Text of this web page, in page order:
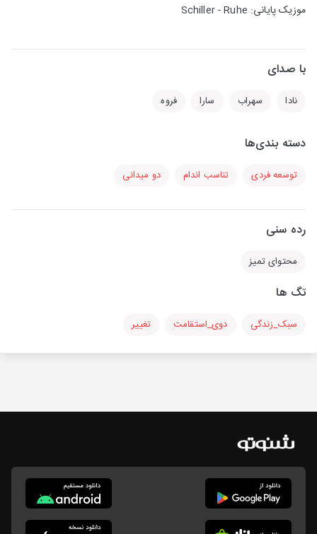
موزیک پایانی: Schiller - Ruhe
با صدای
نادا سهراب سارا فروه
دسته بندی‌ها
توسعه فردی تناسب اندام دو میدانی
رده سنی
محتوای تمیز
تگ ها
سبک_زندگی دوی_استقامت تغییر